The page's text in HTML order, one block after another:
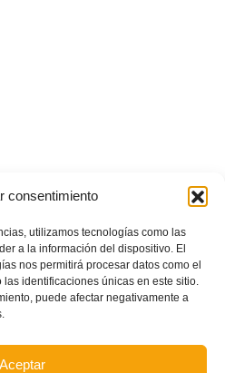
consentimiento
utilizamos tecnologías como las
a la información del dispositivo. El
nos permitirá procesar datos como el
identificaciones únicas en este sitio.
puede afectar negativamente a
Aceptar
un baño de masas y se convierte
la Comunitat Valenciana